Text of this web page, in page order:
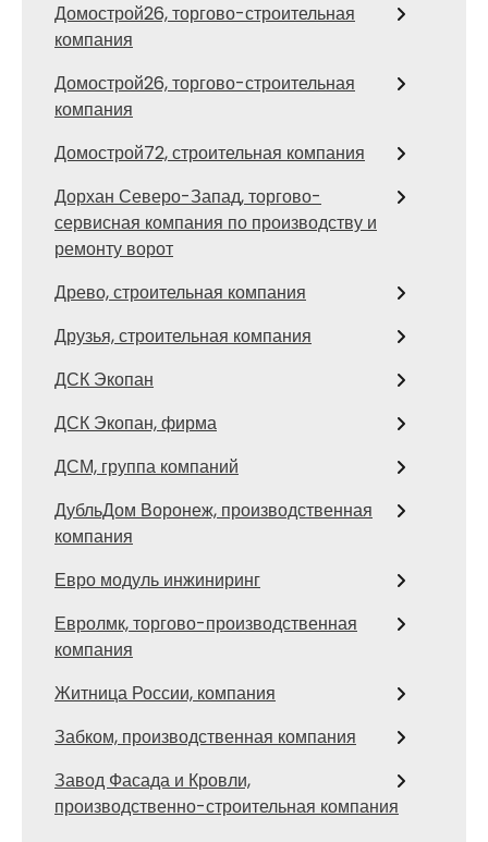
Домострой26, торгово-строительная
компания
Домострой26, торгово-строительная
компания
Домострой72, строительная компания
Дорхан Северо-Запад, торгово-
сервисная компания по производству и
ремонту ворот
Древо, строительная компания
Друзья, строительная компания
ДСК Экопан
ДСК Экопан, фирма
ДСМ, группа компаний
ДубльДом Воронеж, производственная
компания
Евро модуль инжиниринг
Евролмк, торгово-производственная
компания
Житница России, компания
Забком, производственная компания
Завод Фасада и Кровли,
производственно-строительная компания